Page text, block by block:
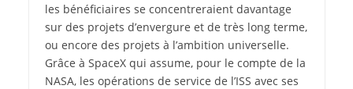
les bénéficiaires se concentreraient davantage
sur des projets d’envergure et de très long terme,
ou encore des projets à l’ambition universelle.
Grâce à SpaceX qui assume, pour le compte de la
NASA, les opérations de service de l’ISS avec ses